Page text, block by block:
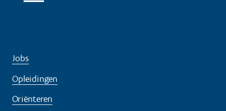
Jobs
Opleidingen
Oriënteren